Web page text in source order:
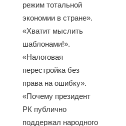
режим тотальной
экономии в стране».
«Хватит мыслить
шаблонами!».
«Налоговая
перестройка без
права на ошибку».
«Почему президент
РК публично
поддержал народного